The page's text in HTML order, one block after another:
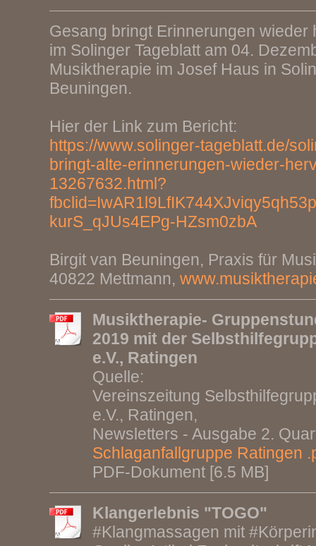
Gesang bringt Erinnerungen wieder
im Solinger Tageblatt am 04.
Musiktherapie im Josef Haus in
Beuningen.
Hier der Link zum Bericht:
https://www.solinger-tageblatt.de/
bringt-alte-erinnerungen-wieder-
13267632.html?
kurS_qJUs4EPg-HZsm0zbA
Birgit van Beuningen, Praxis für
40822 Mettmann,
Musiktherapie-
2019 mit der
e.V., Ratingen
Quelle:
Vereinszeitung
e.V., Ratingen,
Newsletters - Ausgabe 2.
Schlaganfallgruppe Ratingen
PDF-Dokument [6.5 MB]
Klangerlebnis "TOGO"
#Klangmassagen mit